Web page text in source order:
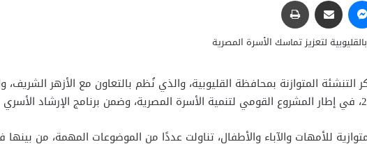
للأمهات والآباء والأطفال، تناولت عددًا من الموضوعات المهمة، من بينها